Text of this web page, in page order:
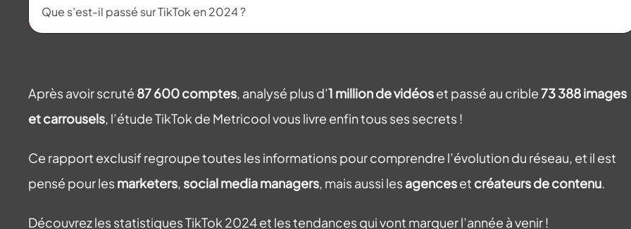
Que s’est-il passé sur TikTok en 2024 ?
Après avoir scruté 87 600 comptes, analysé plus d’1 million de vidéoset passé au crible73 388 images
et carrousels, l’étude TikTok de Metricool vous livre enfin tous ses secrets !
Ce rapport exclusif regroupe toutes les informations pour comprendre l’évolution du réseau, et il est
pensé pour lesmarketers, social media managers, mais aussi lesagenceset créateurs de contenu.
Découvrez les statistiques TikTok 2024 et les tendances qui vont marquer l’année à venir !